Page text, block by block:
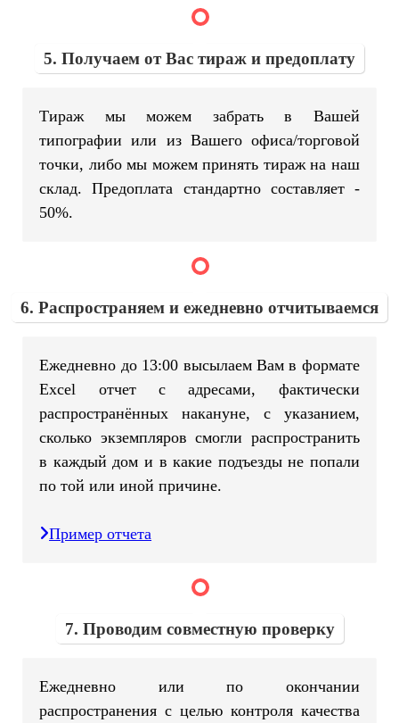
5. Получаем от Вас тираж и предоплату
Тираж мы можем забрать в Вашей
типографии или из Вашего офиса/торговой
точки, либо мы можем принять тираж на наш
склад. Предоплата стандартно составляет -
50%.
6. Распространяем и ежедневно отчитываемся
Ежедневно до 13:00 высылаем Вам в формате
Excel отчет с адресами, фактически
распространённых накануне, с указанием,
сколько экземпляров смогли распространить
в каждый дом и в какие подъезды не попали
по той или иной причине.
Пример отчета
7. Проводим совместную проверку
Ежедневно или по окончании
распространения с целью контроля качества